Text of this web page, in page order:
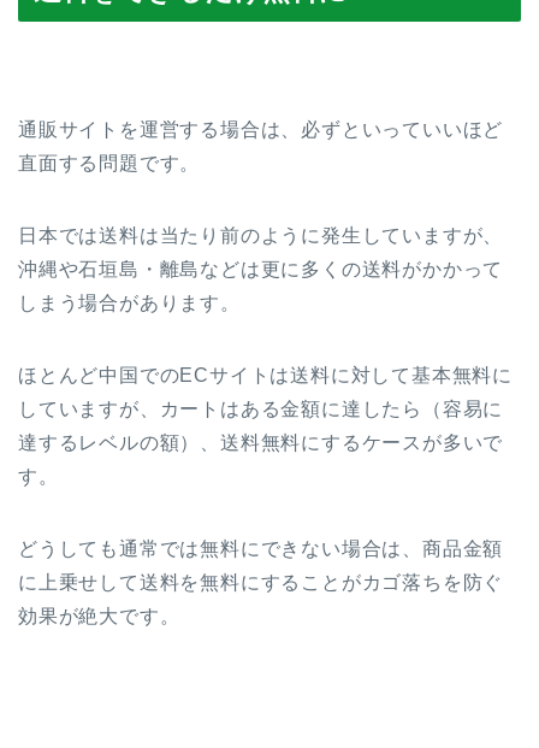
通販サイトを運営する場合は、必ずといっていいほど
直面する問題です。
日本では送料は当たり前のように発生していますが、
沖縄や石垣島・離島などは更に多くの送料がかかって
しまう場合があります。
ほとんど中国でのECサイトは送料に対して基本無料に
していますが、カートはある金額に達したら（容易に
達するレベルの額）、送料無料にするケースが多いで
す。
どうしても通常では無料にできない場合は、商品金額
に上乗せして送料を無料にすることがカゴ落ちを防ぐ
効果が絶大です。